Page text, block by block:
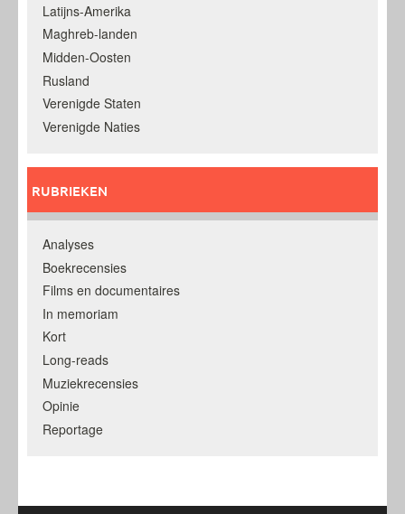
Latijns-Amerika
Maghreb-landen
Midden-Oosten
Rusland
Verenigde Staten
Verenigde Naties
RUBRIEKEN
Analyses
Boekrecensies
Films en documentaires
In memoriam
Kort
Long-reads
Muziekrecensies
Opinie
Reportage